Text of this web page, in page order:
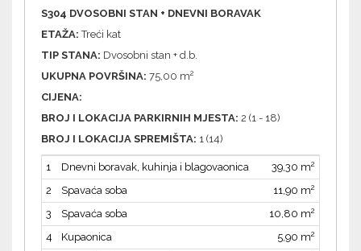
S304 DVOSOBNI STAN + DNEVNI BORAVAK
ETAŽA:Treći kat
TIP STANA: Dvosobni stan + d.b.
UKUPNA POVRŠINA: 75,00 m2
CIJENA:
BROJ I LOKACIJA PARKIRNIH MJESTA: 2 (1 - 18)
BROJ I LOKACIJA SPREMIŠTA: 1 (14)
1 Dnevni boravak, kuhinja i blagovaonica 39,30 m2
2 Spavaća soba 11,90 m2
3 Spavaća soba 10,80 m2
4 Kupaonica 5,90 m2